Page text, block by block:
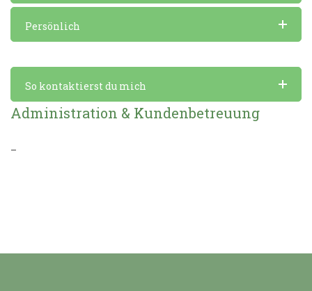
Persönlich
So kontaktierst du mich
Administration & Kundenbetreuung
–